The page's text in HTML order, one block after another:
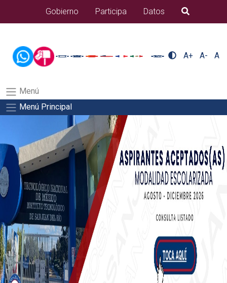
alumnos/residenciasSalida del comando:
Gobierno Participa Datos B�squeda
A+ A- A
Menú
Menú Principal